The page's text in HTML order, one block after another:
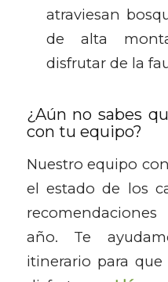
atraviesan
de alta
disfrutar de la
¿Aún no sabes
con tu equipo?
Nuestro equipo
el estado de los
año. Te
itinerario para